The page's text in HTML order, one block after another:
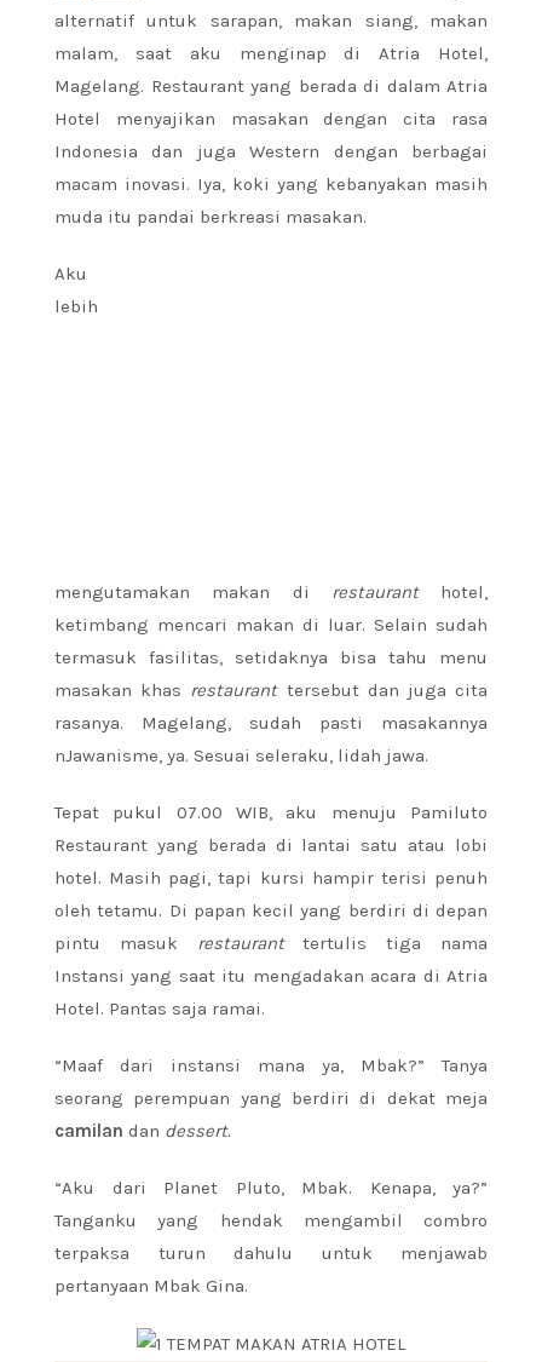
alternatif untuk sarapan, makan siang, makan
malam, saat aku menginap di Atria Hotel,
Magelang. Restaurant yang berada di dalam Atria
Hotel menyajikan masakan dengan cita rasa
Indonesia dan juga Western dengan berbagai
macam inovasi. Iya, koki yang kebanyakan masih
muda itu pandai berkreasi masakan.
Aku
lebih
mengutamakan makan di restauranthotel,
ketimbang mencari makan di luar. Selain sudah
termasuk fasilitas, setidaknya bisa tahu menu
masakan khas restauranttersebut dan juga cita
rasanya. Magelang, sudah pasti masakannya
nJawanisme, ya. Sesuai seleraku, lidah jawa.
Tepat pukul 07.00 WIB, aku menuju Pamiluto
Restaurant yang berada di lantai satu atau lobi
hotel. Masih pagi, tapi kursi hampir terisi penuh
oleh tetamu. Di papan kecil yang berdiri di depan
pintu masuk restauranttertulis tiga nama
Instansi yang saat itu mengadakan acara di Atria
Hotel. Pantas saja ramai.
“Maaf dari instansi mana ya, Mbak?” Tanya
seorang perempuan yang berdiri di dekat meja
camilan dan dessert.
“Aku dari Planet Pluto, Mbak. Kenapa, ya?”
Tanganku yang hendak mengambil combro
terpaksa turun dahulu untuk menjawab
pertanyaan Mbak Gina.